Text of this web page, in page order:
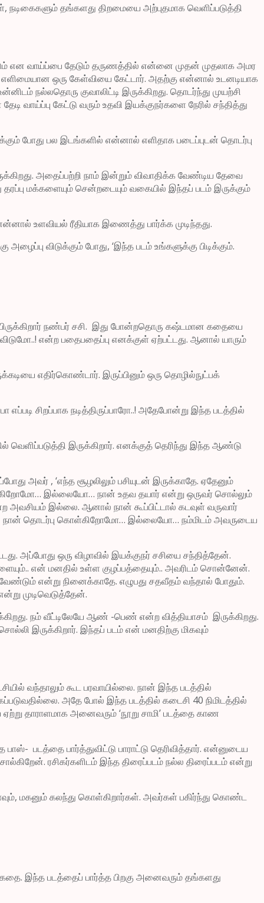
தங்களது திறமையை அற்புதமாக வெளிப்படுத்தி
என வாய்ப்பை தேடும் தருணத்தில் என்னை முதன் முதலாக அமர
ஒரு கேள்வியை கேட்டார். அதற்கு என்னால் உடனடியாக
நல்லதொரு குவாலிட்டி இருக்கிறது. தொடர்ந்து முயற்சி
வாய்ப்பு கேட்டு வரும் உதவி இயக்குநர்களை நேரில் சந்தித்து
போது பல இடங்களில் என்னால் எளிதாக படைப்புடன் தொடர்பு
அதைப்பற்றி நாம் இன்றும் விவாதிக்க வேண்டிய தேவை
மக்களையும் சென்றடையும் வகையில் இந்தப் படம் இருக்கும்
உளவியல் ரீதியாக இணைத்து பார்க்க முடிந்தது.
விடுக்கும் போது, ‘இந்த படம் உங்களுக்கு பிடிக்கும்.
நண்பர் சசி. இது போன்றதொரு கஷ்டமான கதையை
என்ற பதைபதைப்பு எனக்குள் ஏற்பட்டது. ஆனால் யாரும்
எதிர்கொண்டார். இருப்பினும் ஒரு தொழில்நுட்பக்
எப்படி சிறப்பாக நடித்திருப்பாரோ..! அதேபோன்று இந்த படத்தில்
இருக்கிறார். எனக்குத் தெரிந்து இந்த ஆண்டு
அவர் , ‘எந்த சூழலிலும் பசியுடன் இருக்காதே. ஏதேனும்
இல்லையோ… நான் உதவ தயார் என்று ஒருவர் சொல்லும்
அவசியம் இல்லை. ஆனால் நான் கூப்பிட்டால் கடவுள் வருவார்
நான் தொடர்பு கொள்கிறோமோ… இல்லையோ… நம்மிடம் அவருடைய
அப்போது ஒரு விழாவில் இயக்குநர் சசியை சந்தித்தேன்.
என் மனதில் உள்ள குழப்பத்தையும்.. அவரிடம் சொன்னேன்.
என்று நினைக்காதே. எழுபது சதவீதம் வந்தால் போதும்.
முடிவெடுத்தேன்.
நம் வீட்டிலேயே ஆண் -பெண் என்ற வித்தியாசம் இருக்கிறது.
இருக்கிறார். இந்தப் படம் என் மனதிற்கு மிகவும்
வந்தாலும் கூட பரவாயில்லை. நான் இந்த படத்தில்
அதே போல் இந்த படத்தில் கடைசி 40 நிமிடத்தில்
தாராளமாக அனைவரும் ‘நூறு சாமி’ படத்தை காண
படத்தை பார்த்துவிட்டு பாராட்டு தெரிவித்தார். என்னுடைய
ரசிகர்களிடம் இந்த திரைப்படம் நல்ல திரைப்படம் என்று
மகனும் கலந்து கொள்கிறார்கள். அவர்கள் பகிர்ந்து கொண்ட
இந்த படத்தைப் பார்த்த பிறகு அனைவரும் தங்களது